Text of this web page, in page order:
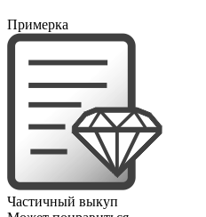
Примерка
Частичный выкуп